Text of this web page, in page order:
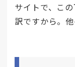
サイトで、こ
訳ですから。